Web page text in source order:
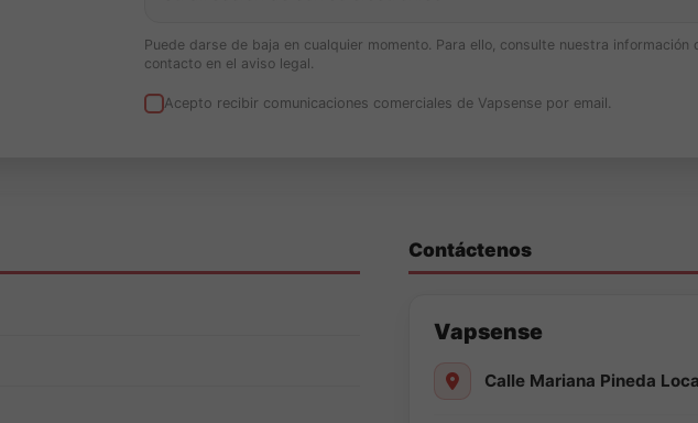
Puede darse de baja en cualquier momento. Para ello, consulte nuestra información
contacto en el aviso legal.
Acepto recibir comunicaciones comerciales de Vapsense por email.
Contáctenos
Vapsense
Calle Mariana Pineda